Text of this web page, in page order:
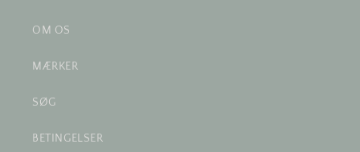
OM OS
MÆRKER
SØG
BETINGELSER